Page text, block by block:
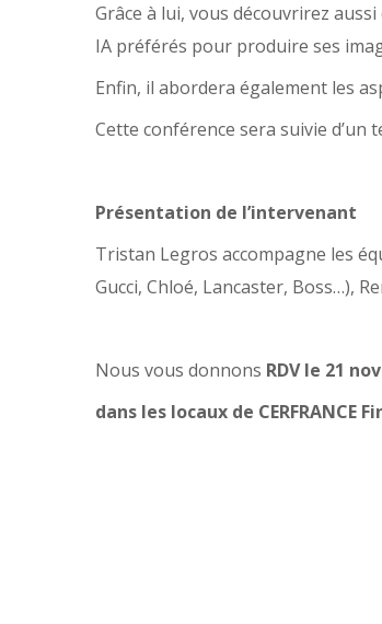
Grâce à lui, vous découvrirez
IA préférés pour produire ses
Enfin, il abordera également les
Cette conférence sera suivie d’un
Présentation de l’intervenant
Tristan Legros accompagne les
Gucci, Chloé, Lancaster, Boss…),
Nous vous donnons RDV le 21
dans les locaux de CERFRANCE